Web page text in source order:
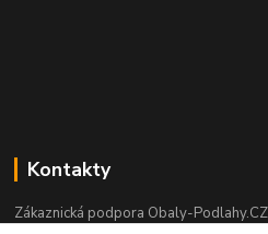
Kontakty
Zákaznická podpora Obaly-Podlahy.CZ